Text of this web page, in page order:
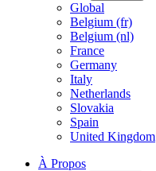
Global
Belgium (fr)
Belgium (nl)
France
Germany
Italy
Netherlands
Slovakia
Spain
United Kingdom
À Propos